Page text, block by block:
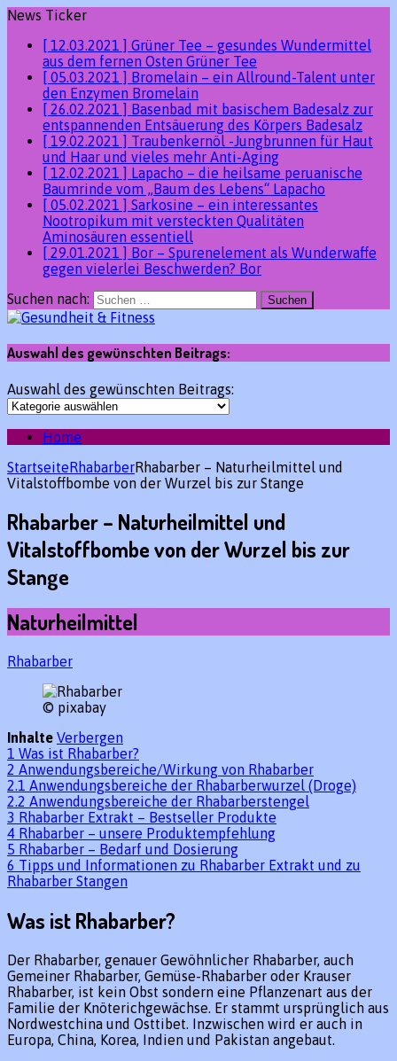
News Ticker
[ 12.03.2021 ] Grüner Tee – gesundes Wundermittel
aus dem fernen Osten Grüner Tee
[ 05.03.2021 ] Bromelain – ein Allround-Talent unter
den Enzymen Bromelain
[ 26.02.2021 ] Basenbad mit basischem Badesalz zur
entspannenden Entsäuerung des Körpers Badesalz
[ 19.02.2021 ] Traubenkernöl -Jungbrunnen für Haut
und Haar und vieles mehr Anti-Aging
[ 12.02.2021 ] Lapacho – die heilsame peruanische
Baumrinde vom „Baum des Lebens“ Lapacho
[ 05.02.2021 ] Sarkosine – ein interessantes
Nootropikum mit versteckten Qualitäten
Aminosäuren essentiell
[ 29.01.2021 ] Bor – Spurenelement als Wunderwaffe
gegen vielerlei Beschwerden? Bor
Suchen nach:
Auswahl des gewünschten Beitrags:
Auswahl des gewünschten Beitrags:
Home
StartseiteRhabarberRhabarber – Naturheilmittel und
Vitalstoffbombe von der Wurzel bis zur Stange
Rhabarber – Naturheilmittel und
Vitalstoffbombe von der Wurzel bis zur
Stange
Naturheilmittel
Rhabarber
© pixabay
Inhalte Verbergen
1 Was ist Rhabarber?
2 Anwendungsbereiche/Wirkung von Rhabarber
2.1 Anwendungsbereiche der Rhabarberwurzel (Droge)
2.2 Anwendungsbereiche der Rhabarberstengel
3 Rhabarber Extrakt – Bestseller Produkte
4 Rhabarber – unsere Produktempfehlung
5 Rhabarber – Bedarf und Dosierung
6 Tipps und Informationen zu Rhabarber Extrakt und zu
Rhabarber Stangen
Was ist Rhabarber?
Der Rhabarber, genauer Gewöhnlicher Rhabarber, auch
Gemeiner Rhabarber, Gemüse-Rhabarber oder Krauser
Rhabarber, ist kein Obst sondern eine Pflanzenart aus der
Familie der Knöterichgewächse. Er stammt ursprünglich aus
Nordwestchina und Osttibet. Inzwischen wird er auch in
Europa, China, Korea, Indien und Pakistan angebaut.